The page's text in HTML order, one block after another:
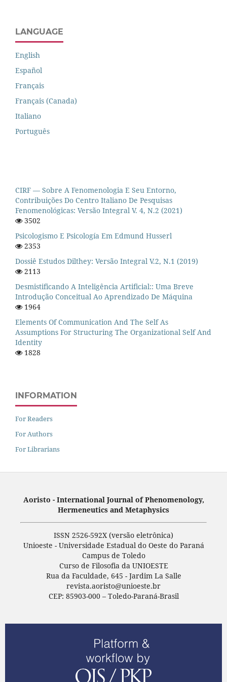
LANGUAGE
English
Español
Français
Français (Canada)
Italiano
Português
CIRF — Sobre A Fenomenologia E Seu Entorno,
Contribuições Do Centro Italiano De Pesquisas
Fenomenológicas: Versão Integral V. 4, N.2 (2021)
3502
Psicologismo E Psicología Em Edmund Husserl
2353
Dossiê Estudos Dilthey: Versão Integral V.2, N.1 (2019)
2113
Desmistificando A Inteligência Artificial:: Uma Breve
Introdução Conceitual Ao Aprendizado De Máquina
1964
Elements Of Communication And The Self As
Assumptions For Structuring The Organizational Self And
Identity
1828
INFORMATION
For Readers
For Authors
For Librarians
Aoristo - International Journal of Phenomenology,
Hermeneutics and Metaphysics
ISSN 2526-592X (versão eletrônica)
Unioeste - Universidade Estadual do Oeste do Paraná
Campus de Toledo
Curso de Filosofia da UNIOESTE
Rua da Faculdade, 645 - Jardim La Salle
revista.aoristo@unioeste.br
CEP: 85903-000 – Toledo-Paraná-Brasil